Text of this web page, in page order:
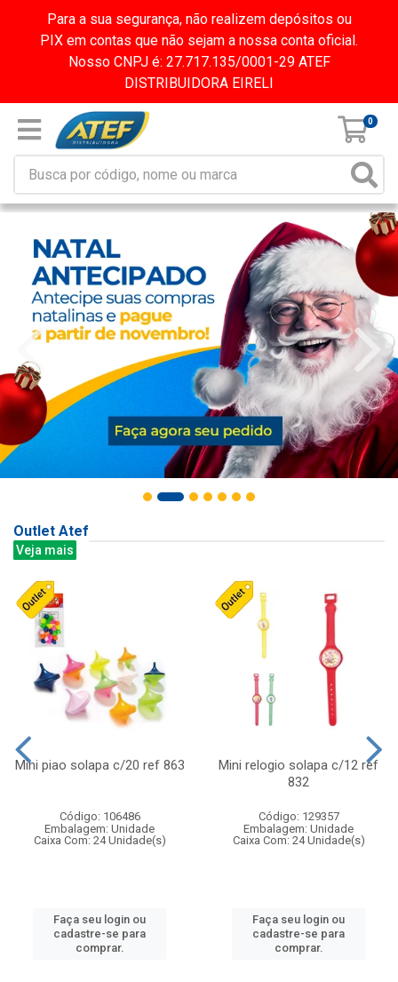
Para a sua segurança, não realizem depósitos ou
PIX em contas que não sejam a nossa conta oficial.
Nosso CNPJ é: 27.717.135/0001-29 ATEF
DISTRIBUIDORA EIRELI
0
Outlet Atef
Veja mais
Mini piao solapa c/20 ref 863
Código: 106486
Embalagem: Unidade
Caixa Com: 24 Unidade(s)
Faça seu login ou
cadastre-se para
comprar.
Mini relogio solapa c/12 ref
832
Código: 129357
Embalagem: Unidade
Caixa Com: 24 Unidade(s)
Faça seu login ou
cadastre-se para
comprar.